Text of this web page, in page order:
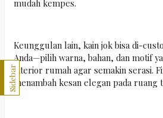
mudah kempes.
Keunggulan lain, kain jok bisa di-
Anda—pilih warna, bahan, dan motif
interior rumah agar semakin serasi.
menambah kesan elegan pada ruang
Sidebar